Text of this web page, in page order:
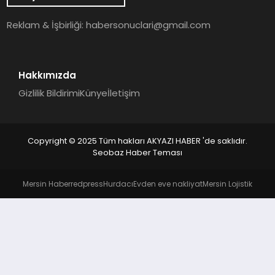
YAŞAM
Reklam & İşbirliği:habersonuclari@gmail.com
Hakkımızda
Gizlilik BildirimiKünyeİletişim
Copyright © 2025 Tüm hakları AKYAZI HABER 'de saklıdır.
Seobaz Haber Teması
Mersin HaberredpressHurdacıEvden eve nakliyatMersin Lojistik